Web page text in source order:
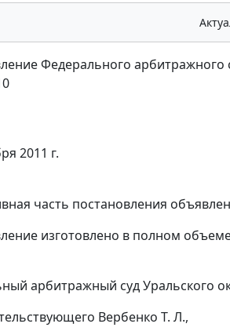
Федерального арбитражного
2011 г.
часть постановления
изготовлено в полном
арбитражный суд Уральского
Вербенко Т. Л.,